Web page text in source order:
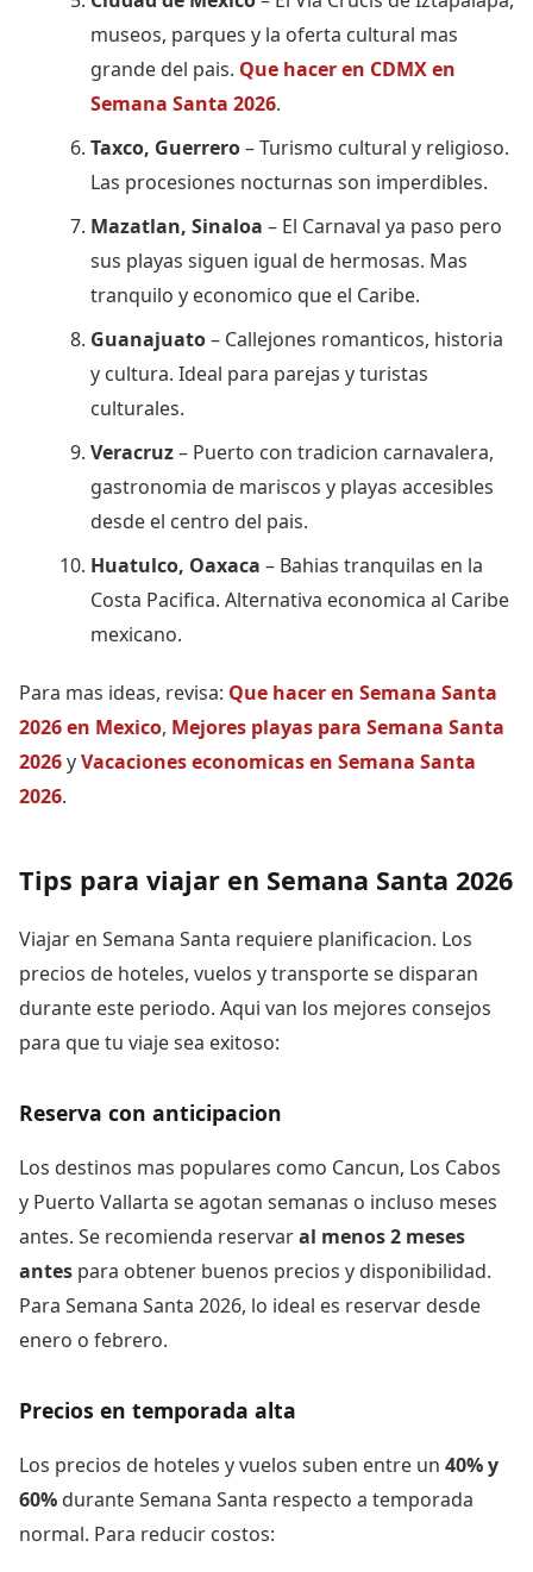
museos, parques y la oferta cultural mas
grande del pais. Que hacer en CDMX en
Semana Santa 2026.
Taxco, Guerrero– Turismo cultural y religioso.
Las procesiones nocturnas son imperdibles.
Mazatlan, Sinaloa – El Carnaval ya paso pero
sus playas siguen igual de hermosas. Mas
tranquilo y economico que el Caribe.
Guanajuato– Callejones romanticos, historia
y cultura. Ideal para parejas y turistas
culturales.
Veracruz– Puerto con tradicion carnavalera,
gastronomia de mariscos y playas accesibles
desde el centro del pais.
Huatulco, Oaxaca – Bahias tranquilas en la
Costa Pacifica. Alternativa economica al Caribe
mexicano.
Para mas ideas, revisa: Que hacer en Semana Santa
2026 en Mexico, Mejores playas para Semana Santa
2026yVacaciones economicas en Semana Santa
2026.
Tips para viajar en Semana Santa 2026
Viajar en Semana Santa requiere planificacion. Los
precios de hoteles, vuelos y transporte se disparan
durante este periodo. Aqui van los mejores consejos
para que tu viaje sea exitoso:
Reserva con anticipacion
Los destinos mas populares como Cancun, Los Cabos
y Puerto Vallarta se agotan semanas o incluso meses
antes. Se recomienda reservaral menos 2 meses
antes para obtener buenos precios y disponibilidad.
Para Semana Santa 2026, lo ideal es reservar desde
enero o febrero.
Precios en temporada alta
Los precios de hoteles y vuelos suben entre un 40% y
60% durante Semana Santa respecto a temporada
normal. Para reducir costos: